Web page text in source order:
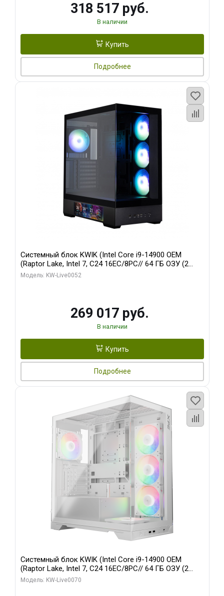
318 517 руб.
В наличии
Купить
Подробнее
Системный блок KWIK (Intel Core i9-14900 OEM
(Raptor Lake, Intel 7, C24 16EC/8PC// 64 ГБ ОЗУ (2
модуля)/ Palit RTX5080 GAMINGPRO OC 16GB GDDR7
Модель: KW-Live0052
269 017 руб.
В наличии
Купить
Подробнее
Системный блок KWIK (Intel Core i9-14900 OEM
(Raptor Lake, Intel 7, C24 16EC/8PC// 64 ГБ ОЗУ (2
модуля)/ Gigabyte RTX5080 XTREME WATERFORCE
Модель: KW-Live0070